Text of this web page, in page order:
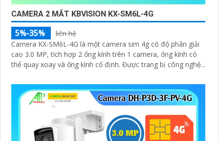
CAMERA 2 MẮT KBVISION KX-SM6L-4G
5%-35%
liên hệ
Camera KX-SM6L-4G là một camera sim 4g có độ phân giải
cao 3.0 MP, tích hợp 2 ống kính trên 1 camera, ống kính có
thể quay xoay và ống kính cố định. Được trang bị công nghệ...